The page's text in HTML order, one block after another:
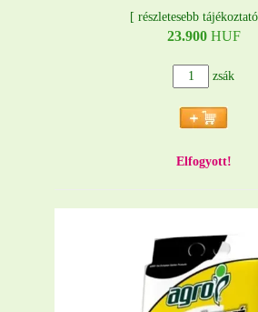
[ részletesebb
23.900HUF
zsák
Elfogyott!